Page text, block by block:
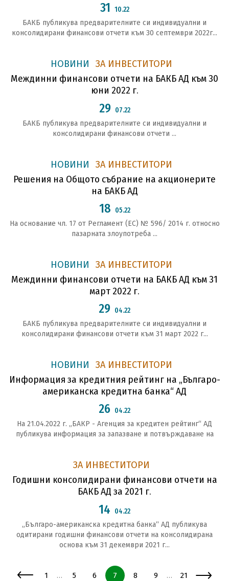
31 10.22
БАКБ публикува предварителните си индивидуални и
консолидирани финансови отчети към 30 септември 2022г...
НОВИНИ ЗА ИНВЕСТИТОРИ
Междинни финансови отчети на БАКБ АД към 30
юни 2022 г.
29 07.22
БАКБ публикува предварителните си индивидуални и
консолидирани финансови отчети ...
НОВИНИ ЗА ИНВЕСТИТОРИ
Решения на Общото събрание на акционерите
на БАКБ АД
18 05.22
На основание чл. 17 от Регламент (ЕС) № 596/ 2014 г. относно
пазарната злоупотреба ...
НОВИНИ ЗА ИНВЕСТИТОРИ
Междинни финансови отчети на БАКБ АД към 31
март 2022 г.
29 04.22
БАКБ публикува предварителните си индивидуални и
консолидирани финансови отчети към 31 март 2022 г...
НОВИНИ ЗА ИНВЕСТИТОРИ
Информация за кредитния рейтинг на „Българо-
американска кредитна банка“ АД
26 04.22
На 21.04.2022 г. „БАКР - Агенция за кредитен рейтинг“ АД
публикува информация за запазване и потвърждаване на
ЗА ИНВЕСТИТОРИ
Годишни консолидирани финансови отчети на
БАКБ АД за 2021 г.
14 04.22
„Българо-американска кредитна банка“ АД публикува
одитирани годишни финансови отчети на консолидирана
основа към 31 декември 2021 г...
Страница
1 … Страница
5 Страница
6 Страница
7 Страница
8 Страница
9 … Страница
21